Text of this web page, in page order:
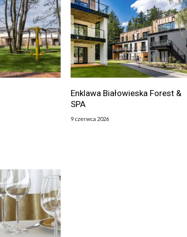
Enklawa Białowieska Forest &
SPA
9 czerwca 2026